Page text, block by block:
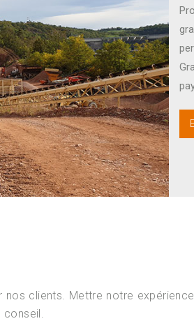
clients. Mettre notre